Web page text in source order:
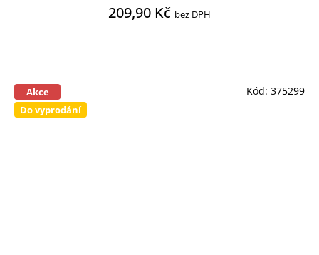
209,90 Kč bez DPH
Akce
Do vyprodání
Kód: 375299